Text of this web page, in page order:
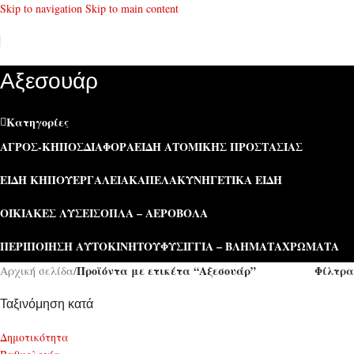
Skip to navigation Skip to main content
Αξεσουάρ
Κατηγορίες
ΑΓΡΌΣ-ΚΉΠΟΣΔΙΆΦΟΡΑΕΊΔΗ ΑΤΟΜΙΚΉΣ ΠΡΟΣΤΑΣΊΑΣ
ΕΊΔΗ ΚΉΠΟΥΕΡΓΑΛΕΊΑΚΑΠΕΛΑΚΥΝΗΓΕΤΙΚΆ ΕΊΔΗ
ΟΙΚΙΑΚΈΣ ΛΎΣΕΙΣΌΠΛΑ – ΑΕΡΟΒΌΛΑ
ΠΕΡΙΠΟΊΗΣΗ ΑΥΤΟΚΙΝΉΤΟΥΦΥΣΊΓΓΙΑ – ΒΛΉΜΑΤΑΧΡΏΜΑΤΑ
Αρχική σελίδα/Προϊόντα με ετικέτα “Αξεσουάρ” Φίλτρα
Ταξινόμηση κατά
Δημοτικότητα